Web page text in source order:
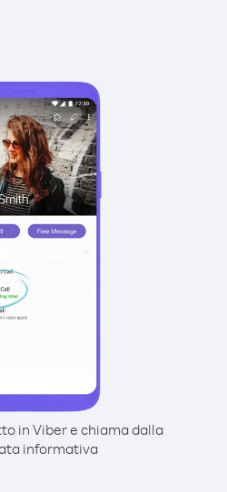
in Viber e chiama dalla
informativa